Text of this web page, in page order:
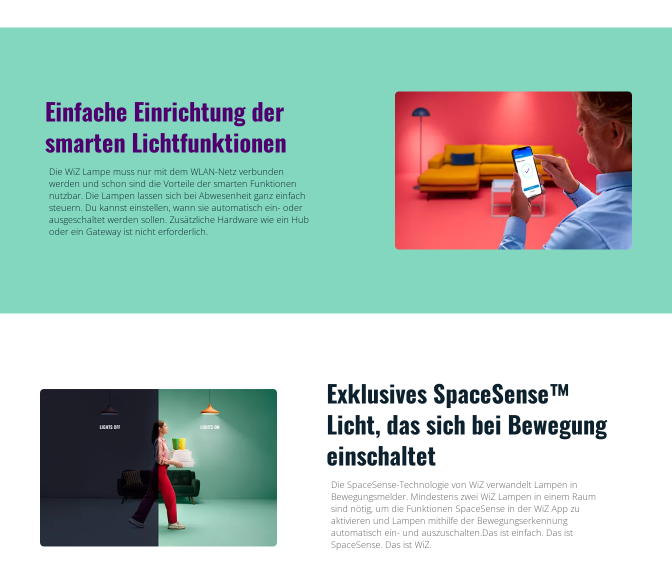
Einfache Einrichtung der
smarten Lichtfunktionen
Die WiZ Lampe muss nur mit dem WLAN-Netz verbunden
werden und schon sind die Vorteile der smarten Funktionen
nutzbar. Die Lampen lassen sich bei Abwesenheit ganz einfach
steuern. Du kannst einstellen, wann sie automatisch ein- oder
ausgeschaltet werden sollen. Zusätzliche Hardware wie ein Hub
oder ein Gateway ist nicht erforderlich.
Exklusives SpaceSense™
Licht, das sich bei Bewegung
einschaltet
Die SpaceSense-Technologie von WiZ verwandelt Lampen in
Bewegungsmelder. Mindestens zwei WiZ Lampen in einem Raum
sind nötig, um die Funktionen SpaceSense in der WiZ App zu
aktivieren und Lampen mithilfe der Bewegungserkennung
automatisch ein- und auszuschalten.Das ist einfach. Das ist
SpaceSense. Das ist WiZ.